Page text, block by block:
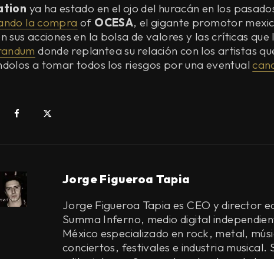
ya ha estado en el ojo del huracán en los
la compra of OCESA, el gigante promotor
sus acciones en la bolsa de valores y las críticas que
donde replantea su relación con los artistas
a tomar todos los riesgos por una eventual
Jorge Figueroa Tapia
Jorge Figueroa Tapia es CEO y director
Summa Inferno, medio digital
México especializado en rock, metal,
conciertos, festivales e industria musical.